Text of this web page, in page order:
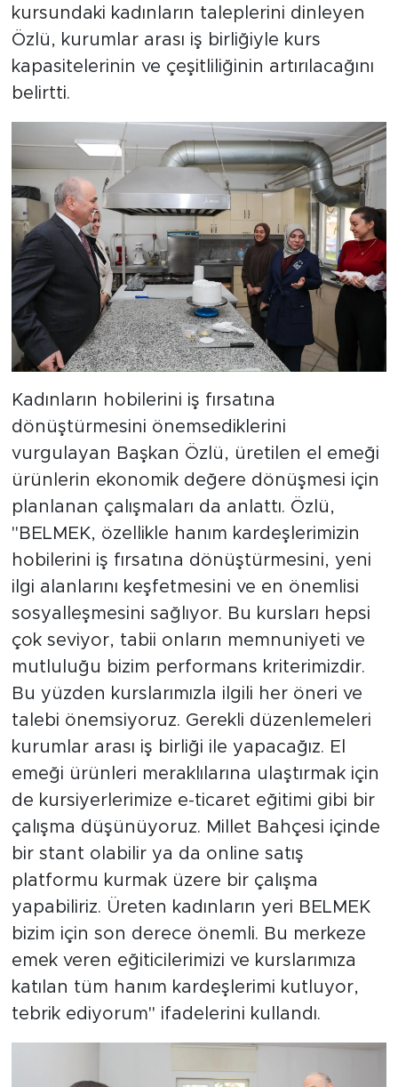
kursundaki kadınların taleplerini dinleyen
Özlü, kurumlar arası iş birliğiyle kurs
kapasitelerinin ve çeşitliliğinin artırılacağını
belirtti.
Kadınların hobilerini iş fırsatına
dönüştürmesini önemsediklerini
vurgulayan Başkan Özlü, üretilen el emeği
ürünlerin ekonomik değere dönüşmesi için
planlanan çalışmaları da anlattı. Özlü,
"BELMEK, özellikle hanım kardeşlerimizin
hobilerini iş fırsatına dönüştürmesini, yeni
ilgi alanlarını keşfetmesini ve en önemlisi
sosyalleşmesini sağlıyor. Bu kursları hepsi
çok seviyor, tabii onların memnuniyeti ve
mutluluğu bizim performans kriterimizdir.
Bu yüzden kurslarımızla ilgili her öneri ve
talebi önemsiyoruz. Gerekli düzenlemeleri
kurumlar arası iş birliği ile yapacağız. El
emeği ürünleri meraklılarına ulaştırmak için
de kursiyerlerimize e-ticaret eğitimi gibi bir
çalışma düşünüyoruz. Millet Bahçesi içinde
bir stant olabilir ya da online satış
platformu kurmak üzere bir çalışma
yapabiliriz. Üreten kadınların yeri BELMEK
bizim için son derece önemli. Bu merkeze
emek veren eğiticilerimizi ve kurslarımıza
katılan tüm hanım kardeşlerimi kutluyor,
tebrik ediyorum" ifadelerini kullandı.